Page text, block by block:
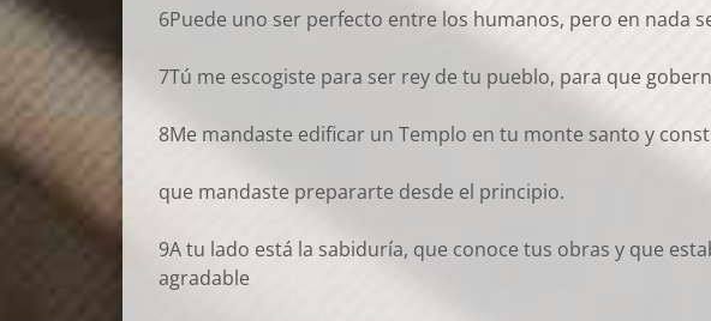
6Puede uno ser perfecto entre los humanos, pero en nada
7Tú me escogiste para ser rey de tu pueblo, para que
8Me mandaste edificar un Templo en tu monte santo y
que mandaste prepararte desde el principio.
9A tu lado está la sabiduría, que conoce tus obras y que
agradable